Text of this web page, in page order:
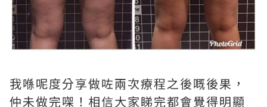
我喺呢度分享做咗兩次療程之後嘅後果，
仲未做完㗎！相信大家睇完都會覺得明顯